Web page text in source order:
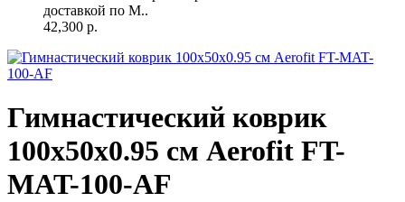
доставкой по М..
42,300 р.
Гимнастический коврик
100x50x0.95 см Aerofit FT-
MAT-100-AF